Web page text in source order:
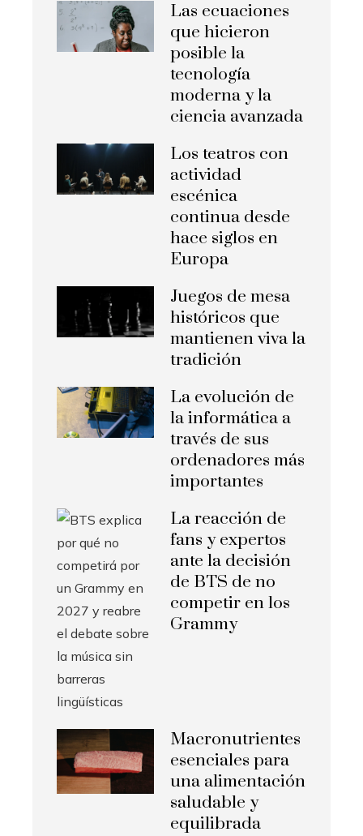
Las ecuaciones
que hicieron
posible la
tecnología
moderna y la
ciencia avanzada
Los teatros con
actividad
escénica
continua desde
hace siglos en
Europa
Juegos de mesa
históricos que
mantienen viva la
tradición
La evolución de
la informática a
través de sus
ordenadores más
importantes
La reacción de
fans y expertos
ante la decisión
de BTS de no
competir en los
Grammy
Macronutrientes
esenciales para
una alimentación
saludable y
equilibrada